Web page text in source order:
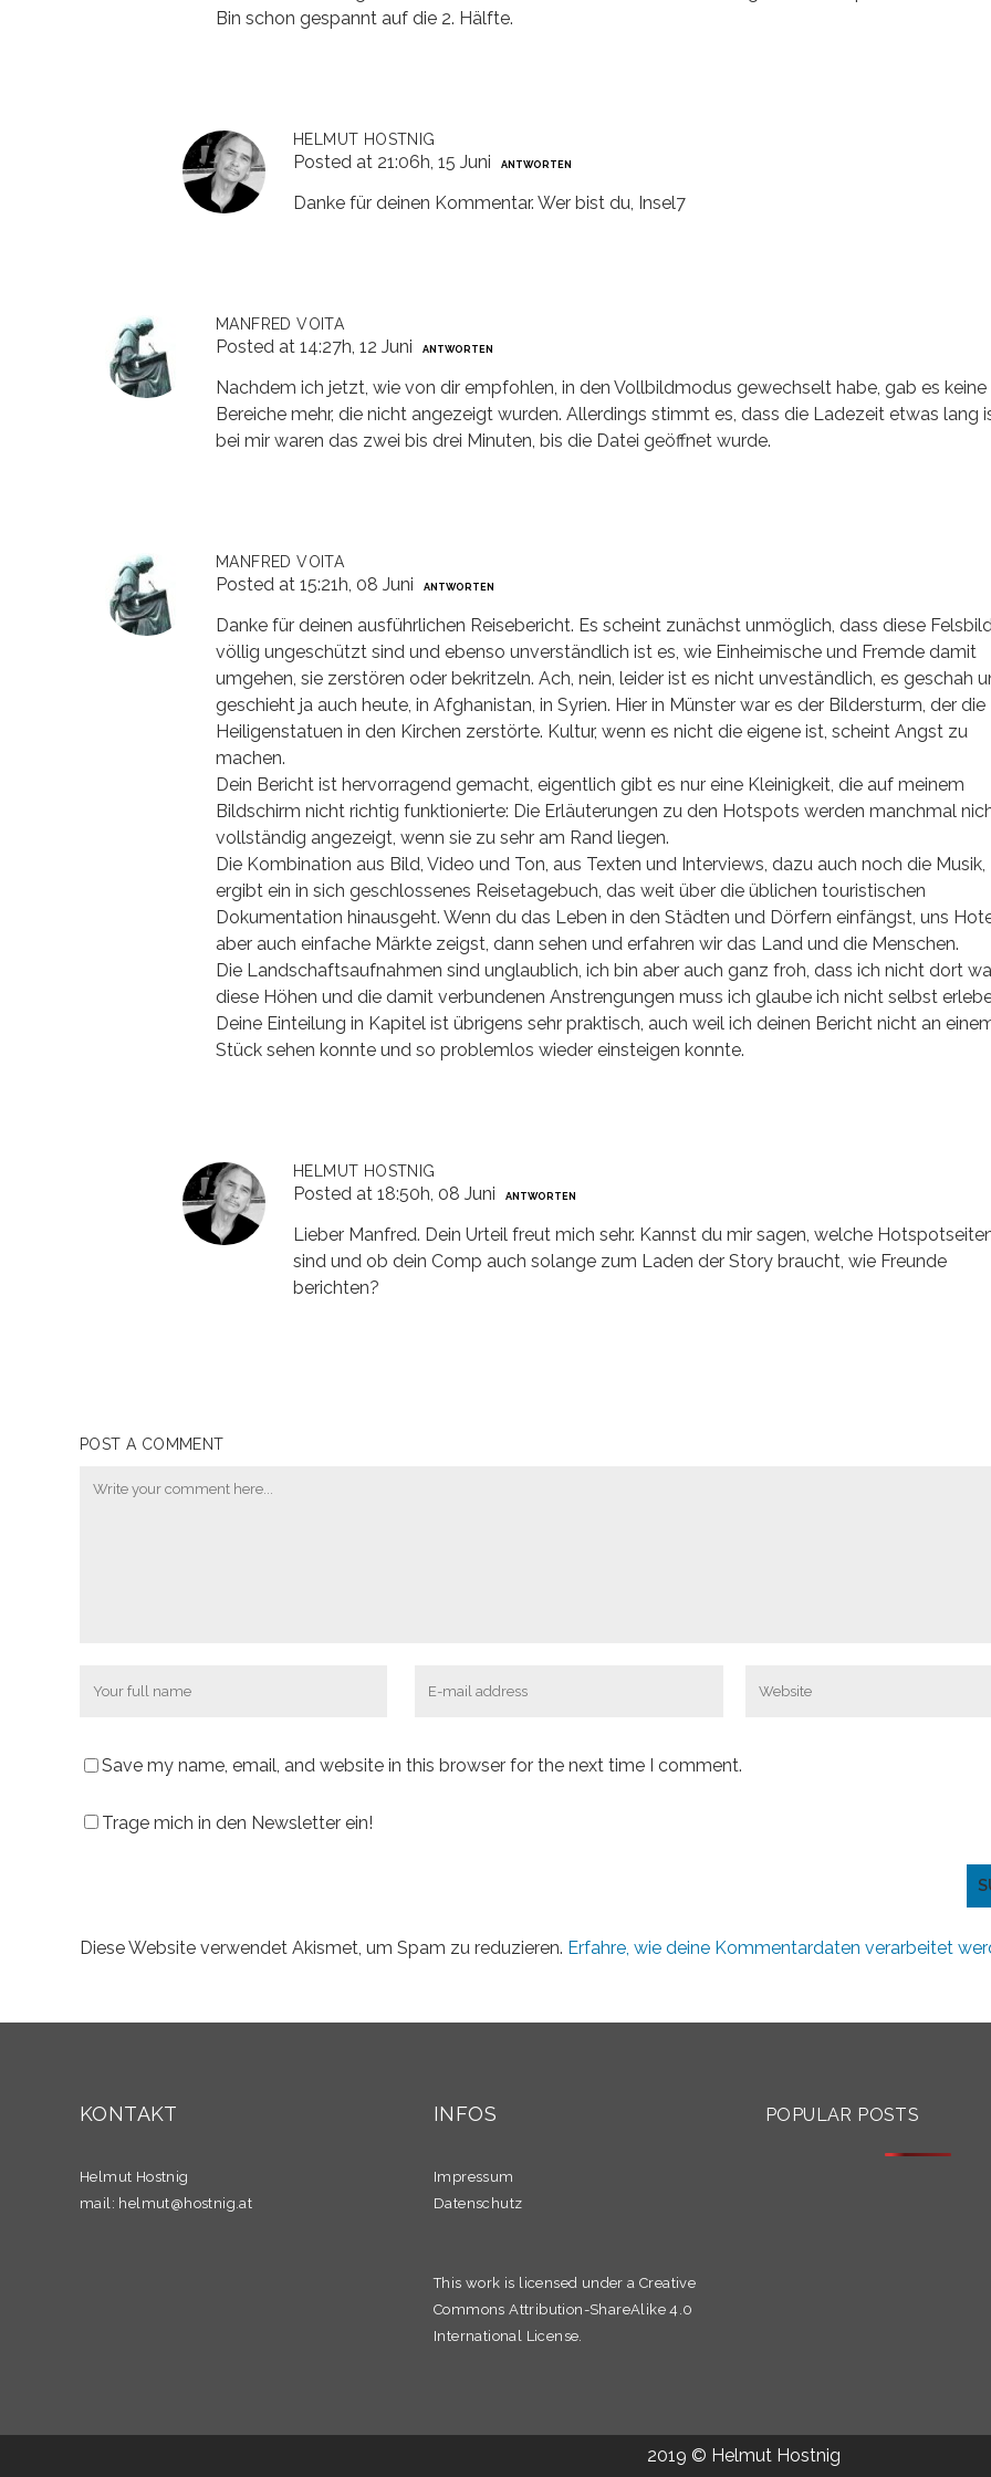
Bin schon gespannt auf die 2. Hälfte.
HELMUT HOSTNIG
Posted at 21:06h, 15 Juni ANTWORTEN
Danke für deinen Kommentar. Wer bist du, Insel7
MANFRED VOITA
Posted at 14:27h, 12 Juni ANTWORTEN
Nachdem ich jetzt, wie von dir empfohlen, in den Vollbildmodus gewechselt habe, gab es keine
Bereiche mehr, die nicht angezeigt wurden. Allerdings stimmt es, dass die Ladezeit etwas lang
bei mir waren das zwei bis drei Minuten, bis die Datei geöffnet wurde.
MANFRED VOITA
Posted at 15:21h, 08 Juni ANTWORTEN
Danke für deinen ausführlichen Reisebericht. Es scheint zunächst unmöglich, dass diese
völlig ungeschützt sind und ebenso unverständlich ist es, wie Einheimische und Fremde damit
umgehen, sie zerstören oder bekritzeln. Ach, nein, leider ist es nicht unveständlich, es geschah
geschieht ja auch heute, in Afghanistan, in Syrien. Hier in Münster war es der Bildersturm, der die
Heiligenstatuen in den Kirchen zerstörte. Kultur, wenn es nicht die eigene ist, scheint Angst zu
machen.
Dein Bericht ist hervorragend gemacht, eigentlich gibt es nur eine Kleinigkeit, die auf meinem
Bildschirm nicht richtig funktionierte: Die Erläuterungen zu den Hotspots werden manchmal
vollständig angezeigt, wenn sie zu sehr am Rand liegen.
Die Kombination aus Bild, Video und Ton, aus Texten und Interviews, dazu auch noch die Musik,
ergibt ein in sich geschlossenes Reisetagebuch, das weit über die üblichen touristischen
Dokumentation hinausgeht. Wenn du das Leben in den Städten und Dörfern einfängst, uns
aber auch einfache Märkte zeigst, dann sehen und erfahren wir das Land und die Menschen.
Die Landschaftsaufnahmen sind unglaublich, ich bin aber auch ganz froh, dass ich nicht dort
diese Höhen und die damit verbundenen Anstrengungen muss ich glaube ich nicht selbst
Deine Einteilung in Kapitel ist übrigens sehr praktisch, auch weil ich deinen Bericht nicht an
Stück sehen konnte und so problemlos wieder einsteigen konnte.
HELMUT HOSTNIG
Posted at 18:50h, 08 Juni ANTWORTEN
Lieber Manfred. Dein Urteil freut mich sehr. Kannst du mir sagen, welche
sind und ob dein Comp auch solange zum Laden der Story braucht, wie Freunde
berichten?
POST A COMMENT
Save my name, email, and website in this browser for the next time I comment.
Trage mich in den Newsletter ein!
Diese Website verwendet Akismet, um Spam zu reduzieren. Erfahre, wie deine Kommentardaten verarbeitet
KONTAKT
Helmut Hostnig
mail: helmut@hostnig.at
INFOS
Impressum
Datenschutz
This work is licensed under a Creative
Commons Attribution-ShareAlike 4.0
International License.
POPULAR POSTS
2019 © Helmut Hostnig